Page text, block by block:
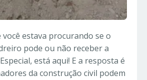
estava procurando se o
pode ou não receber a
está aqui! E a resposta é
da construção civil podem